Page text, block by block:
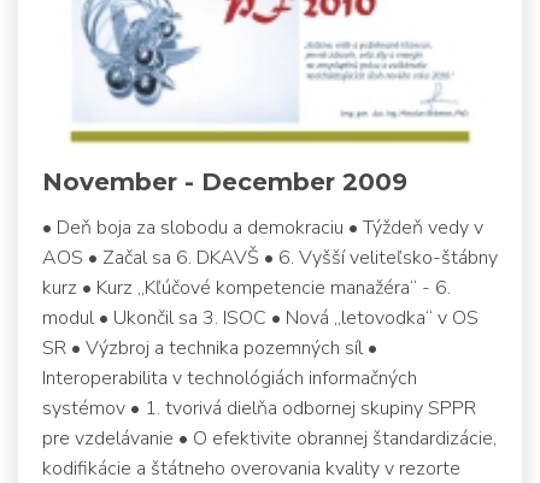
November - December 2009
• Deň boja za slobodu a demokraciu • Týždeň vedy v
AOS • Začal sa 6. DKAVŠ • 6. Vyšší veliteľsko-štábny
kurz • Kurz „Kľúčové kompetencie manažéra“ - 6.
modul • Ukončil sa 3. ISOC • Nová „letovodka“ v OS
SR • Výzbroj a technika pozemných síl •
Interoperabilita v technológiách informačných
systémov • 1. tvorivá dielňa odbornej skupiny SPPR
pre vzdelávanie • O efektivite obrannej štandardizácie,
kodifikácie a štátneho overovania kvality v rezorte